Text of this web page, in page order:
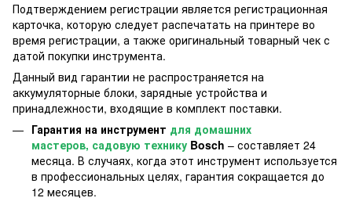
Подтверждением регистрации является регистрационная
карточка, которую следует распечатать на принтере во
время регистрации, а также оригинальный товарный чек с
датой покупки инструмента.
Данный вид гарантии не распространяется на
аккумуляторные блоки, зарядные устройства и
принадлежности, входящие в комплект поставки.
Гарантия на инструмент для домашних
мастеров, садовую технику Bosch – составляет 24
месяца. В случаях, когда этот инструмент используется
в профессиональных целях, гарантия сокращается до
12 месяцев.